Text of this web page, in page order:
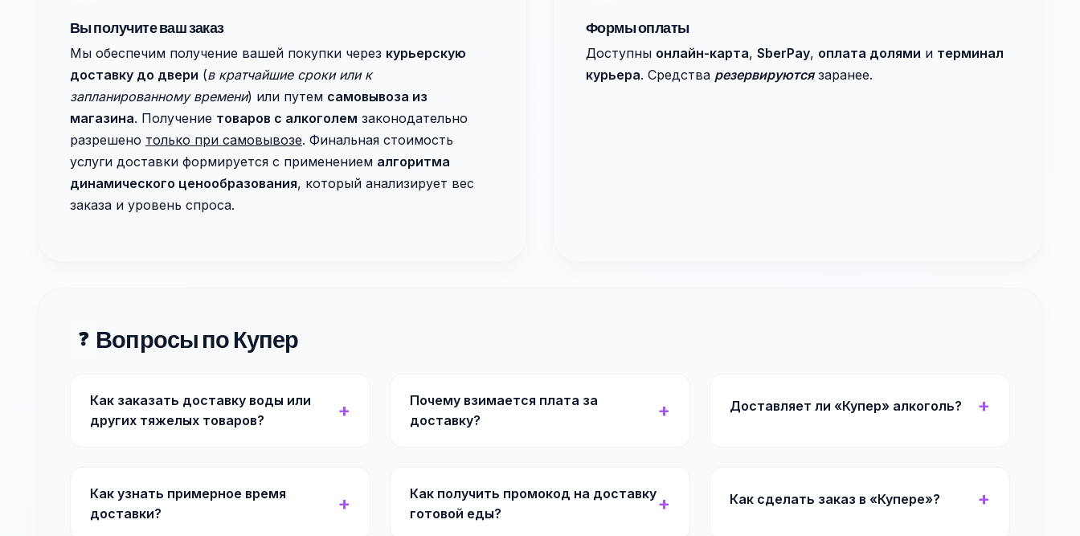
Вы получите ваш заказ
Мы обеспечим получение вашей покупки через курьерскую
доставку до двери (в кратчайшие сроки или к
запланированному времени) или путем самовывоза из
магазина. Получение товаров с алкоголем законодательно
разрешено только при самовывозе. Финальная стоимость
услуги доставки формируется с применением алгоритма
динамического ценообразования, который анализирует вес
заказа и уровень спроса.
Формы оплаты
Доступны онлайн-карта, SberPay, оплата долями и терминал
курьера. Средства резервируютсязаранее.
❓ Вопросы по Купер
Как заказать доставку воды или
других тяжелых товаров?
Почему взимается плата за
доставку?
Доставляет ли «Купер» алкоголь?
Как узнать примерное время
доставки?
Как получить промокод на доставку
готовой еды?
Как сделать заказ в «Купере»?